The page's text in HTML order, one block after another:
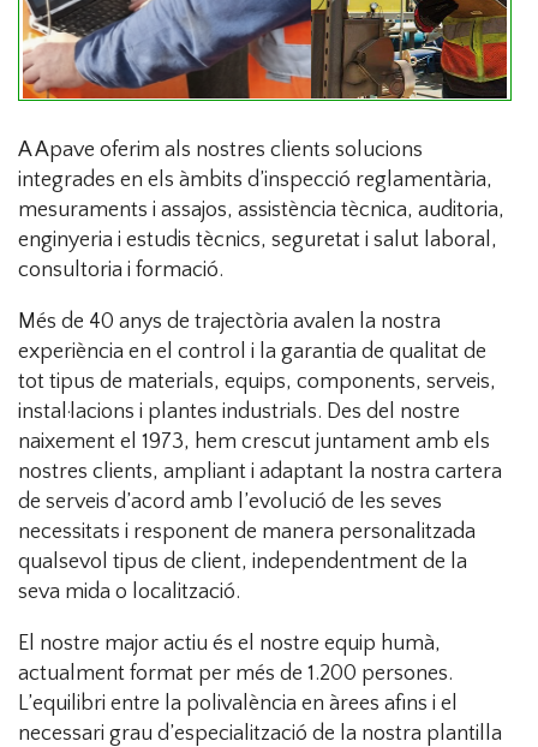
A Apave oferim als nostres clients solucions
integrades en els àmbits d’inspecció reglamentària,
mesuraments i assajos, assistència tècnica, auditoria,
enginyeria i estudis tècnics, seguretat i salut laboral,
consultoria i formació.
Més de 40 anys de trajectòria avalen la nostra
experiència en el control i la garantia de qualitat de
tot tipus de materials, equips, components, serveis,
instal·lacions i plantes industrials. Des del nostre
naixement el 1973, hem crescut juntament amb els
nostres clients, ampliant i adaptant la nostra cartera
de serveis d’acord amb l’evolució de les seves
necessitats i responent de manera personalitzada
qualsevol tipus de client, independentment de la
seva mida o localització.
El nostre major actiu és el nostre equip humà,
actualment format per més de 1.200 persones.
L’equilibri entre la polivalència en àrees afins i el
necessari grau d’especialització de la nostra plantilla